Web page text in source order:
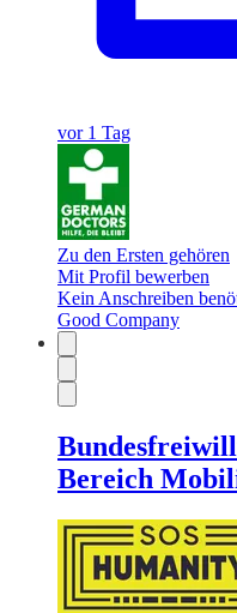
vor 1 Tag
Zu den Ersten gehören
Mit Profil bewerben
Kein Anschreiben
Good Company
Bereich